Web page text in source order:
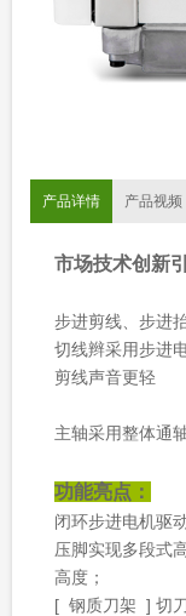
产品详情 产品视频
市场技术创新
步进剪线、步进
切线辫采用步进
剪线声音更轻
主轴采用整体通
功能亮点：
闭环步进电机驱
压脚实现多段式
高度；
[ 钢质刀架 ] 切